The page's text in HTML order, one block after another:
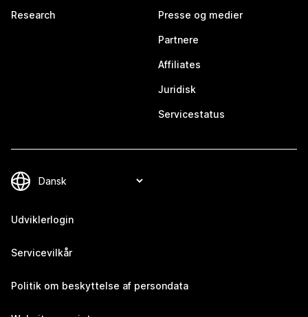
Research Presse og medier
Partnere
Affiliates
Juridisk
Servicestatus
Udviklerlogin
Servicevilkår
Politik om beskyttelse af persondata